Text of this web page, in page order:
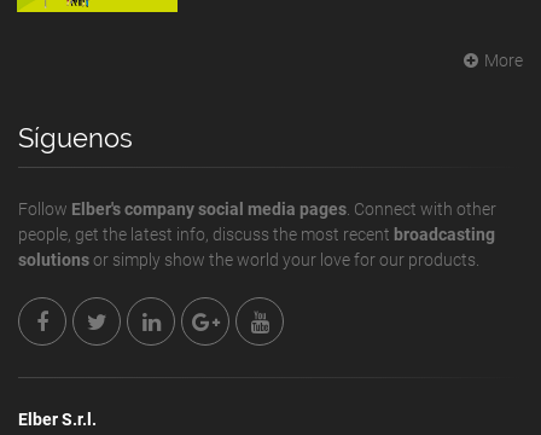
More
Síguenos
Follow Elber's company social media pages. Connect with other
people, get the latest info, discuss the most recent broadcasting
solutionsor simply show the world your love for our products.
Elber S.r.l.